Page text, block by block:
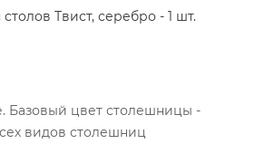
Твист, серебро - 1 шт.
Базовый цвет столешницы -
видов столешниц